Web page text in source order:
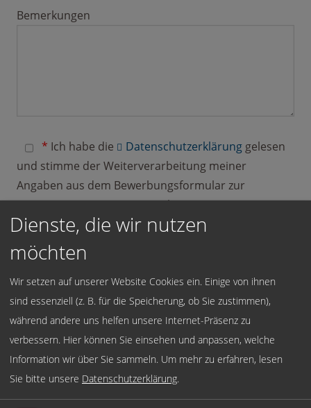
Bemerkungen
* Ich habe die Datenschutzerklärung gelesen
und stimme der Weiterverarbeitung meiner
Angaben aus dem Bewerbungsformular zur
Beantwortung meiner Bewerbung zu.
Selbstverständlich werden Ihre Daten unsererseits
streng vertraulich behandelt. Hinweis: Sie können
Ihre Einwilligung jederzeit für die Zukunft per E-Mail
an kontakt@gut-zeitarbeit.dewiderrufen.
Dienste, die wir nutzen
möchten
Wir setzen auf unserer Website Cookies ein. Einige von ihnen
sind essenziell (z. B. für die Speicherung, ob Sie zustimmen),
während andere uns helfen unsere Internet-Präsenz zu
verbessern. Hier können Sie einsehen und anpassen, welche
Information wir über Sie sammeln. Um mehr zu erfahren, lesen
Sie bitte unsere Datenschutzerklärung.